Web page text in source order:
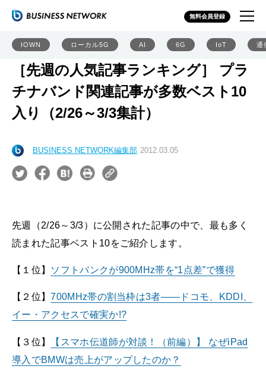
無料会員登録
IOWN ローカル5G AI 6G IoT 通
［先週の人気記事ランキング］ プラ
チナバンド関連記事が多数ベスト10
入り（2/26～3/3集計）
BUSINESS NETWORK編集部 2012.03.05
先週（2/26～3/3）に公開された記事の中で、最も多く
読まれた記事ベスト10をご紹介します。
【１位】 ソフトバンクが900MHz帯を“1点差”で獲得
【２位】700MHz帯の割当枠は3者――ドコモ、KDDI、
イー・アクセスで確実か!?
【３位】
【スマホ伝道師が対談！（前編）】 なぜiPad
導入でBMWは売上がアップしたのか？